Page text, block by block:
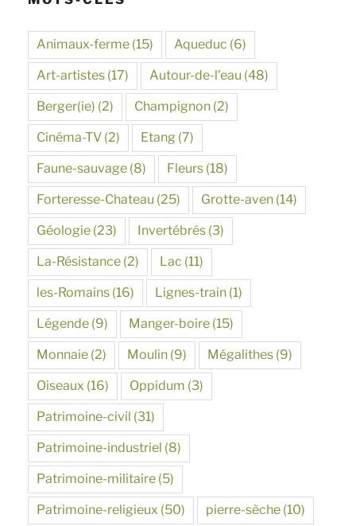
Animaux-ferme (15) Aqueduc (6)
Art-artistes (17) Autour-de-l'eau (48)
Berger(ie) (2) Champignon (2)
Cinéma-TV (2) Etang (7)
Faune-sauvage (8) Fleurs (18)
Forteresse-Chateau (25) Grotte-aven (14)
Géologie (23) Invertébrés (3)
La-Résistance (2) Lac (11)
les-Romains (16) Lignes-train (1)
Légende (9) Manger-boire (15)
Monnaie (2) Moulin (9) Mégalithes (9)
Oiseaux (16) Oppidum (3)
Patrimoine-civil (31)
Patrimoine-industriel (8)
Patrimoine-militaire (5)
Patrimoine-religieux (50) pierre-sèche (10)